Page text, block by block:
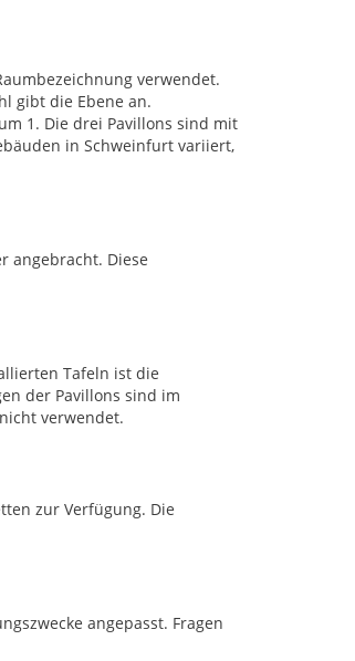
verwendet.
gibt die Ebene an.
1. Die drei Pavillons sind mit
in Schweinfurt variiert,
angebracht. Diese
Tafeln ist die
der Pavillons sind im
verwendet.
zur Verfügung. Die
angepasst. Fragen